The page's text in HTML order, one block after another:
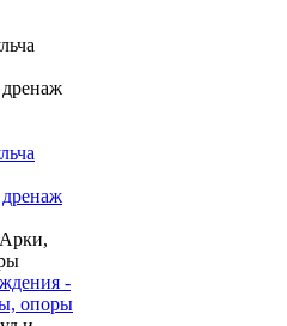
-
опоры